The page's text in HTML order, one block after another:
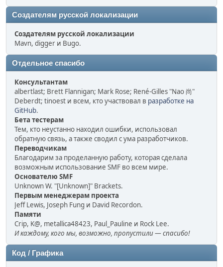
Создателям русской локализации
Создателям русской локализации
Mavn, digger и Bugo.
Отдельное спасибо
Консультантам
albertlast; Brett Flannigan; Mark Rose; René-Gilles "Nao 尚"
Deberdt; tinoest и всем, кто участвовал в разработке на
GitHub.
Бета тестерам
Тем, кто неустанно находил ошибки, использовал
обратную связь, а также сводил с ума разработчиков.
Переводчикам
Благодарим за проделанную работу, которая сделала
возможным использование SMF во всем мире.
Основателю SMF
Unknown W. "[Unknown]" Brackets.
Первым менеджерам проекта
Jeff Lewis, Joseph Fung и David Recordon.
Памяти
Crip, K@, metallica48423, Paul_Pauline и Rock Lee.
И каждому, кого мы, возможно, пропустили — спасибо!
Код / Графика